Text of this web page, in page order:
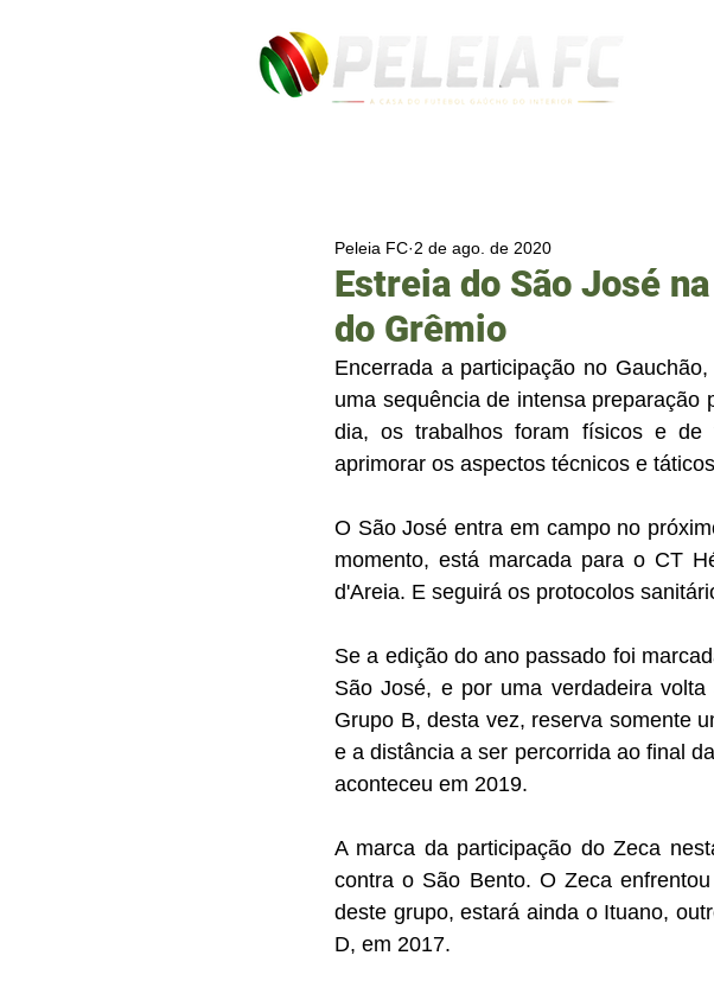
Estreia do São José
do Grêmio
Peleia FC 2 de ago. de 2020
Encerrada a participação no
uma sequência de intensa
dia, os trabalhos foram físicos e
aprimorar os aspectos técnicos e
O São José entra em campo no
momento, está marcada para o CT
d'Areia. E seguirá os protocolos
Se a edição do ano passado foi
São José, e por uma verdadeira
Grupo B, desta vez, reserva somente
e a distância a ser percorrida ao final
aconteceu em 2019.
A marca da participação do Zeca
contra o São Bento. O Zeca
deste grupo, estará ainda o Ituano,
D, em 2017.